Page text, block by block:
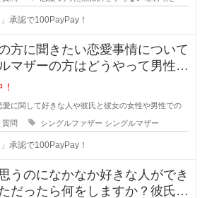
承認で100PayPay！
方に聞きたい恋愛事情について
マザーの方はどうやって男性と
いるのでしょうか
愛に関して好きな人や彼氏と彼女の女性や男性での
質問 シングルファザー シングルマザー
承認で100PayPay！
うのになかなか好きな人ができ
だったら何をしますか？彼氏が